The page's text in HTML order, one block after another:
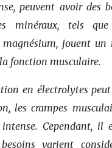
peuvent avoir des
minéraux, tels
jouent un
fonction musculaire.
en électrolytes
les crampes
intense. Cependant, il
varient